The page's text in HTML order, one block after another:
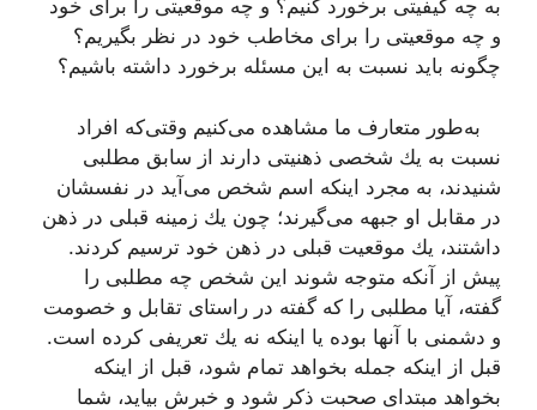
به چه كیفیتی برخورد كنیم؟ و چه موقعیتی را برای خود
و چه موقعیتی را برای مخاطب خود در نظر بگیریم؟
چگونه باید نسبت به این مسئله برخورد داشته باشیم؟
به‌طور متعارف ما مشاهده می‌كنیم وقتی‌كه افراد
نسبت به یك شخصی ذهنیتی دارند از سابق مطلبی
شنیدند، به مجرد اینكه اسم شخص می‌آید در نفسشان
در مقابل او جبهه می‌گیرند؛ چون یك زمینه قبلی در ذهن
داشتند، یك موقعیت قبلی در ذهن خود ترسیم كردند.
پیش از آنكه متوجه شوند این شخص چه مطلبی را
گفته، آیا مطلبی را كه گفته در راستای تقابل و خصومت
و دشمنی با آنها بوده یا اینكه نه یك تعریفی كرده است.
قبل از اینكه جمله بخواهد تمام شود، قبل از اینكه
بخواهد مبتدای صحبت ذكر شود و خبرش بیاید، شما